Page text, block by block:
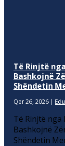
Të Rinjtë
Bashkojnë
Shëndetin
Qer 26, 2026 |
Të Rinjtë nga
Bashkojnë
Shëndetin